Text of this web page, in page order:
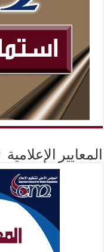
المعايير الإعلامية